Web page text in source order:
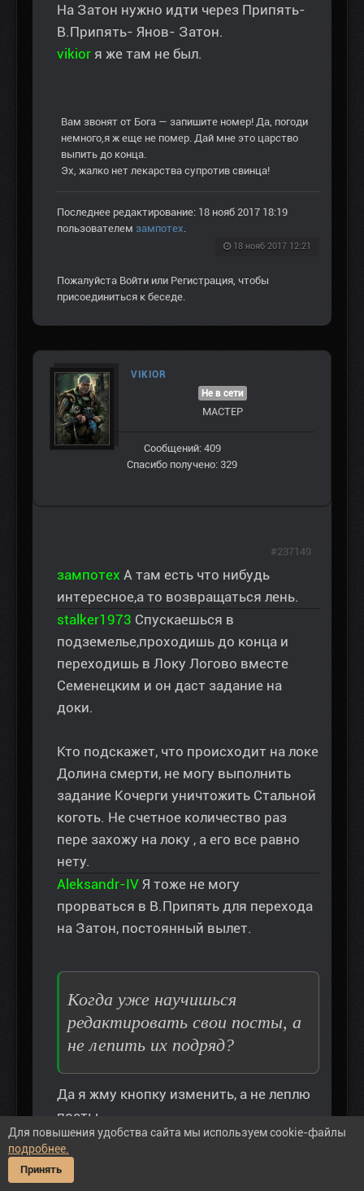
На Затон нужно идти через Припять-
В.Припять- Янов- Затон.
vikior я же там не был.
Вам звонят от Бога — запишите номер! Да, погоди
немного,я ж еще не помер. Дай мне это царство
выпить до конца.
Эх, жалко нет лекарства супротив свинца!
Последнее редактирование: 18 нояб 2017 18:19
пользователем зампотех
18 нояб 2017 12:21
Пожалуйста Войти или Регистрация , чтобы
присоединиться к беседе.
VIKIOR
Не в сети
МАСТЕР
Сообщений: 409
Спасибо получено: 329
зампотех А там есть что нибудь
интересное,а то возвращаться лень.
stalker1973 Спускаешься в
подземелье,проходишь до конца и
переходишь в Локу Логово вместе
Семенецким и он даст задание на
доки.
Кто подскажет, что происходит на локе
Долина смерти, не могу выполнить
задание Кочерги уничтожить Стальной
коготь. Не счетное количество раз
пере захожу на локу , а его все равно
нету.
Aleksandr-IV Я тоже не могу
прорваться в В.Припять для перехода
на Затон, постоянный вылет.
Когда уже научишься
редактировать свои посты, а
не лепить их подряд?
Да я жму кнопку изменить, а не леплю
посты.
#237149
Для повышения удобства сайта мы используем cookie-файлы
подробнее.
Принять